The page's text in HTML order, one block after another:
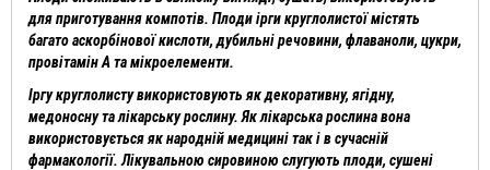
для приготування компотів. Плоди ірги круглолистої містять
багато аскорбінової кислоти, дубильні речовини, флаваноли, цукри,
провітамін А та мікроелементи.
Іргу круглолисту використовують як декоративну, ягідну,
медоносну та лікарську рослину. Як лікарська рослина вона
використовується як народній медицині так і в сучасній
фармакології. Лікувальною сировиною слугують плоди, сушені